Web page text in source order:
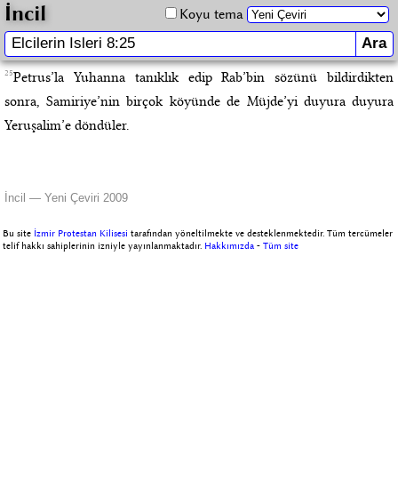
İncil Koyu tema
25Petrus’la Yuhanna tanıklık edip Rab’bin sözünü bildirdikten
sonra, Samiriye’nin birçok köyünde de Müjde’yi duyura duyura
Yeruşalim’e döndüler.
İncil — Yeni Çeviri 2009
Bu site İzmir Protestan Kilisesi tarafından yöneltilmekte ve desteklenmektedir. Tüm tercümeler
telif hakkı sahiplerinin izniyle yayınlanmaktadır. Hakkımızda -Tüm site